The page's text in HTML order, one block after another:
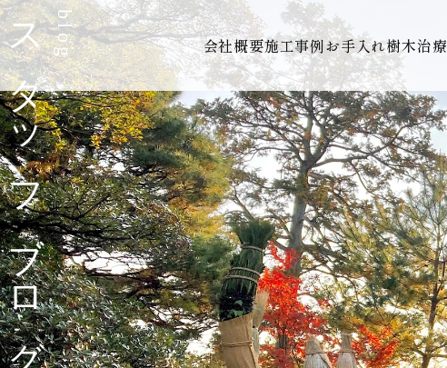
会社概要施工事例お手入れ樹木治療
スタッフブログblog